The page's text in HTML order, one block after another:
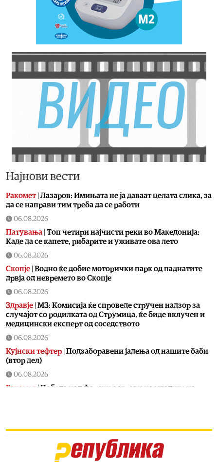
Најнови вести
Ракомет| Лазаров: Имињата не ја даваат целата слика, за
да се направи тим треба да се работи
06.08.2026
Патувања Топ четири најчисти реки во Македонија:
Каде да се капете, рибарите и уживате ова лето
06.08.2026
Скопје Водно ќе добие моторички парк од паднатите
дрвја од невремето во Скопје
06.08.2026
Здравје МЗ: Комисија ќе спроведе стручен надзор за
случајот со родилката од Струмица, ќе биде вклучен и
медицински експерт од соседството
06.08.2026
Кујнски тефтер Подзаборавени јадења од нашите баби
(втор дел)
06.08.2026
Ракомет |Победа над Фарски острови на младите на
Ал Арабија: Иран и Оман ја усогласија рамката за